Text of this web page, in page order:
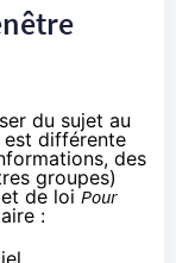
du sujet au
est différente
des
groupes)
de loiPour
: